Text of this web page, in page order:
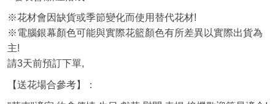
※花材會因缺貨或季節變化而使用替代花材!
※電腦銀幕顏色可能與實際花籃顏色有所差異以實際出貨為
主!
請3天前預訂下單,
【送花場合參考】：